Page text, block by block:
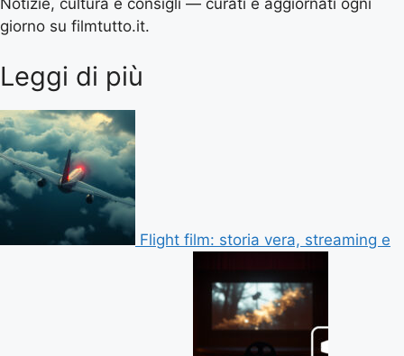
Notizie, cultura e consigli — curati e aggiornati ogni
giorno su filmtutto.it.
Leggi di più
Flight film: storia vera, streaming e